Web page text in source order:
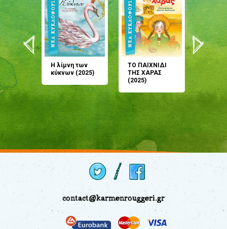
Η λίμνη των
κύκνων (2025)
ΤΟ ΠΑΙΧΝΙΔΙ
ΤΗΣ ΧΑΡΑΣ
(2025)
μου;
(2024)
contact@karmenrouggeri.gr